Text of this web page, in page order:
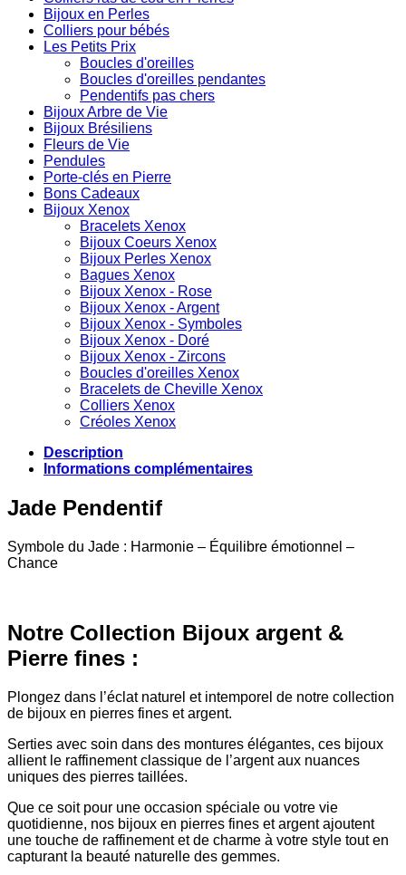
Bijoux en Perles
Colliers pour bébés
Les Petits Prix
Boucles d'oreilles
Boucles d'oreilles pendantes
Pendentifs pas chers
Bijoux Arbre de Vie
Bijoux Brésiliens
Fleurs de Vie
Pendules
Porte-clés en Pierre
Bons Cadeaux
Bijoux Xenox
Bracelets Xenox
Bijoux Coeurs Xenox
Bijoux Perles Xenox
Bagues Xenox
Bijoux Xenox - Rose
Bijoux Xenox - Argent
Bijoux Xenox - Symboles
Bijoux Xenox - Doré
Bijoux Xenox - Zircons
Boucles d'oreilles Xenox
Bracelets de Cheville Xenox
Colliers Xenox
Créoles Xenox
Description
Informations complémentaires
Jade Pendentif
Symbole du Jade : Harmonie – Équilibre émotionnel –
Chance
Notre Collection Bijoux argent &
Pierre fines :
Plongez dans l’éclat naturel et intemporel de notre collection
de bijoux en pierres fines et argent.
Serties avec soin dans des montures élégantes, ces bijoux
allient le raffinement classique de l’argent aux nuances
uniques des pierres taillées.
Que ce soit pour une occasion spéciale ou votre vie
quotidienne, nos bijoux en pierres fines et argent ajoutent
une touche de raffinement et de charme à votre style tout en
capturant la beauté naturelle des gemmes.